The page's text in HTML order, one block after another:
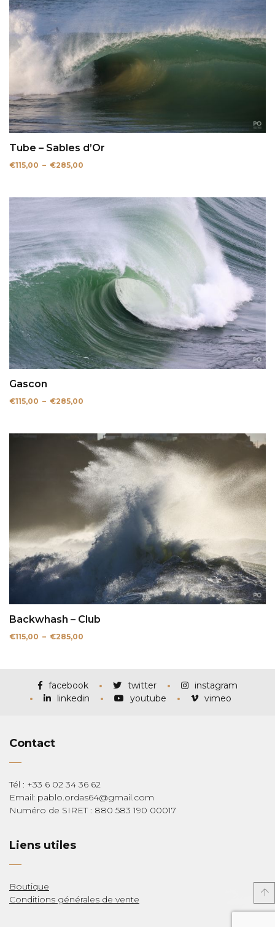
Tube – Sables d’Or
€115,00 – €285,00
à
€285,00
Gascon
€115,00 – €285,00
€285,00
Backwhash – Club
€115,00 – €285,00
€285,00
facebook twitter
instagram
linkedin
youtube vimeo
Contact
Tél : +33 6 02 34 36 62
Email: pablo.ordas64@gmail.com
Numéro de SIRET : 880 583 190 00017
Liens utiles
Boutique
Conditions générales de vente